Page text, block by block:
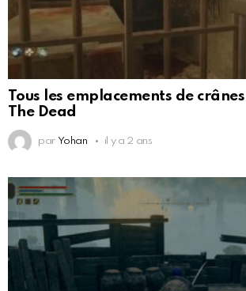
Tous les emplacements de
The Dead
par Yohan il y a 2 ans